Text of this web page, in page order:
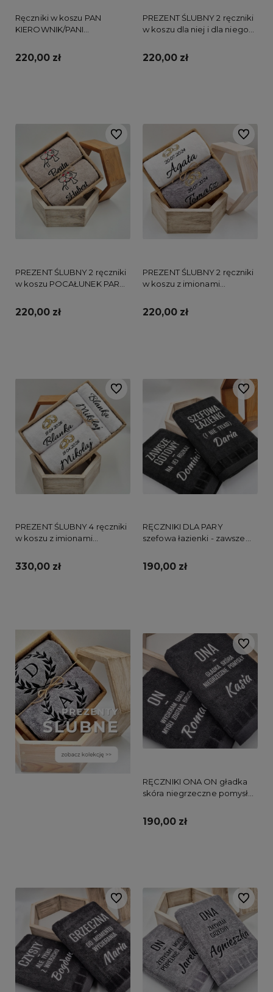
Ręczniki w koszu PAN
KIEROWNIK/PANI
220,00 zł
PREZENT ŚLUBNY 2 ręczniki
w koszu dla niej i dla niego
220,00 zł
PREZENT ŚLUBNY 2 ręczniki
w koszu POCAŁUNEK PARY
220,00 zł
Do ulubionych
PREZENT ŚLUBNY 2 ręczniki
w koszu z imionami
220,00 zł
Do
PREZENT ŚLUBNY 4 ręczniki
w koszu z imionami
330,00 zł
Do ulubionych
RĘCZNIKI DLA PARY
szefowa łazienki - zawsze
190,00 zł
Do
RĘCZNIKI ONA ON gładka
skóra niegrzeczne pomysły /
brudne
190,00 zł
Do
Do ulubionych Do